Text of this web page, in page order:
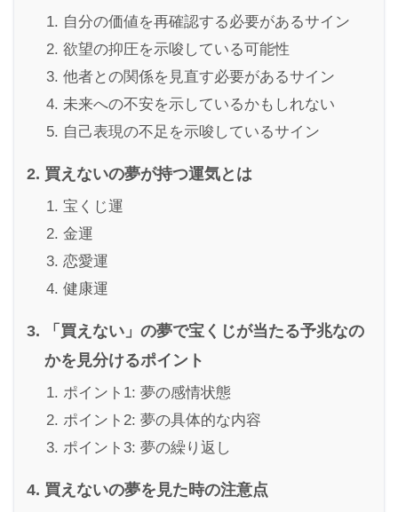
自分の価値を再確認する必要があるサイン
欲望の抑圧を示唆している可能性
他者との関係を見直す必要があるサイン
未来への不安を示しているかもしれない
自己表現の不足を示唆しているサイン
買えないの夢が持つ運気とは
宝くじ運
金運
恋愛運
健康運
「買えない」の夢で宝くじが当たる予兆なの
かを見分けるポイント
ポイント1: 夢の感情状態
ポイント2: 夢の具体的な内容
ポイント3: 夢の繰り返し
買えないの夢を見た時の注意点